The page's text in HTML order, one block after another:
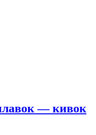
— кивок